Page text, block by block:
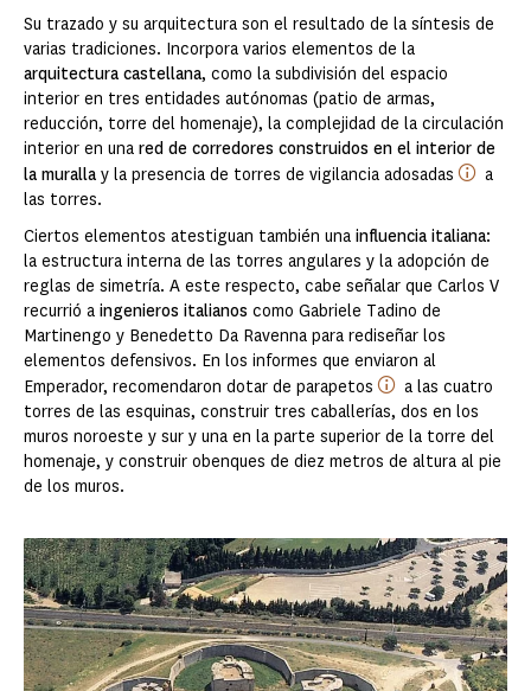
Su trazado y su arquitectura son el resultado de la síntesis de
varias tradiciones. Incorpora varios elementos de la
arquitectura castellana, como la subdivisión del espacio
interior en tres entidades autónomas (patio de armas,
reducción, torre del homenaje), la complejidad de la circulación
interior en una red de corredores construidos en el interior de
la muralla y la presencia de torres de vigilancia adosadas
a
las torres.
Ciertos elementos atestiguan también una influencia italiana:
la estructura interna de las torres angulares y la adopción de
reglas de simetría. A este respecto, cabe señalar que Carlos V
recurrió a ingenieros italianos como Gabriele Tadino de
Martinengo y Benedetto Da Ravenna para rediseñar los
elementos defensivos. En los informes que enviaron al
Emperador, recomendaron dotar de parapetos
a las cuatro
torres de las esquinas, construir tres caballerías, dos en los
muros noroeste y sur y una en la parte superior de la torre del
homenaje, y construir obenques de diez metros de altura al pie
de los muros.